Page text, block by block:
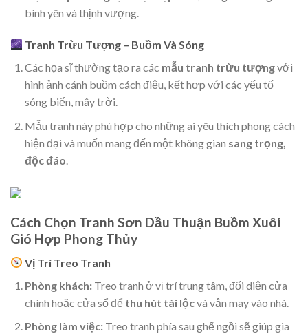
bình yên và thịnh vượng.
Tranh Trừu Tượng – Buồm Và Sóng
Các họa sĩ thường tạo ra các mẫu tranh trừu tượngvới
hình ảnh cánh buồm cách điệu, kết hợp với các yếu tố
sóng biển, mây trời.
Mẫu tranh này phù hợp cho những ai yêu thích phong cách
hiện đại và muốn mang đến một không gian sang trọng,
độc đáo
Cách Chọn Tranh Sơn Dầu Thuận Buồm Xuôi
Gió Hợp Phong Thủy
Vị Trí Treo Tranh
Phòng khách:Treo tranh ở vị trí trung tâm, đối diện cửa
chính hoặc cửa sổ để thu hút tài lộcvà vận may vào nhà.
Phòng làm việc:Treo tranh phía sau ghế ngồi sẽ giúp gia